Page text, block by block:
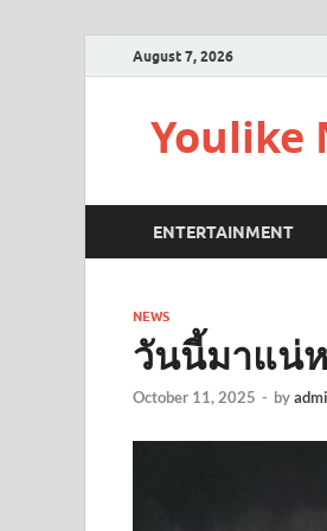
August 7, 2026
Youlike
ENTERTAINMENT
NEWS
วันนี้มาแน่
October 11, 2025 - by